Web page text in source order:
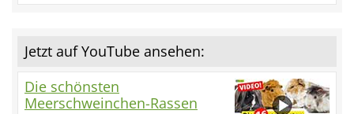
Jetzt auf YouTube ansehen:
Die schönsten
Meerschweinchen-Rassen